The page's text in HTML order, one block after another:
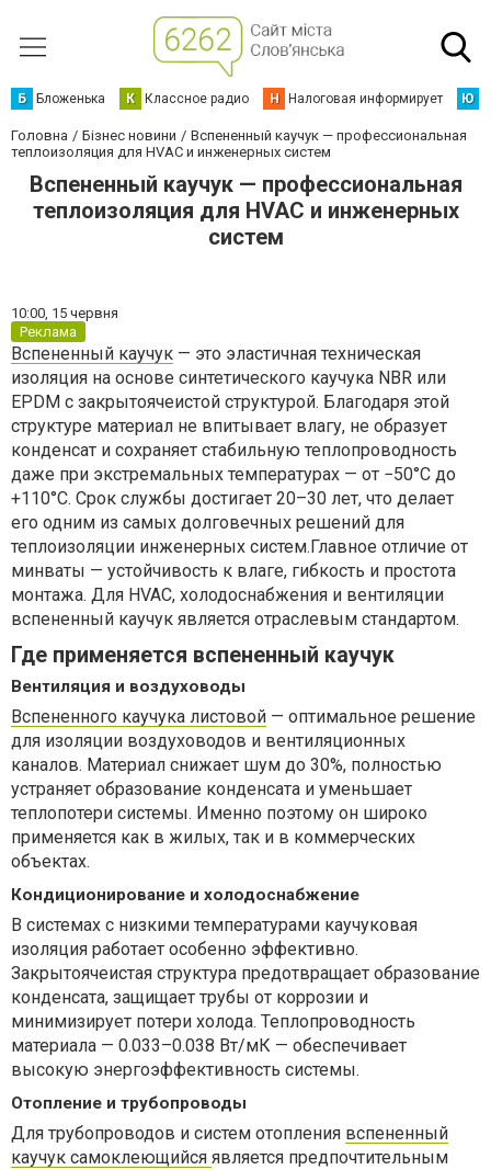
Б Бложенька К Классное радио Н Налоговая информирует Ю
Головна Бізнес новини
Вспененный каучук — профессиональная
теплоизоляция для HVAC и инженерных систем
Вспененный каучук — профессиональная
теплоизоляция для HVAC и инженерных
систем
10:00, 15 червня
Реклама
Вспененный каучук — это эластичная техническая
изоляция на основе синтетического каучука NBR или
EPDM с закрытоячеистой структурой. Благодаря этой
структуре материал не впитывает влагу, не образует
конденсат и сохраняет стабильную теплопроводность
даже при экстремальных температурах — от −50°C до
+110°C. Срок службы достигает 20–30 лет, что делает
его одним из самых долговечных решений для
теплоизоляции инженерных систем.Главное отличие от
минваты — устойчивость к влаге, гибкость и простота
монтажа. Для HVAC, холодоснабжения и вентиляции
вспененный каучук является отраслевым стандартом.
Где применяется вспененный каучук
Вентиляция и воздуховоды
Вспененного каучука листовой — оптимальное решение
для изоляции воздуховодов и вентиляционных
каналов. Материал снижает шум до 30%, полностью
устраняет образование конденсата и уменьшает
теплопотери системы. Именно поэтому он широко
применяется как в жилых, так и в коммерческих
объектах.
Кондиционирование и холодоснабжение
В системах с низкими температурами каучуковая
изоляция работает особенно эффективно.
Закрытоячеистая структура предотвращает образование
конденсата, защищает трубы от коррозии и
минимизирует потери холода. Теплопроводность
материала — 0.033–0.038 Вт/мК — обеспечивает
высокую энергоэффективность системы.
Отопление и трубопроводы
Для трубопроводов и систем отопления вспененный
каучук самоклеющийся является предпочтительным